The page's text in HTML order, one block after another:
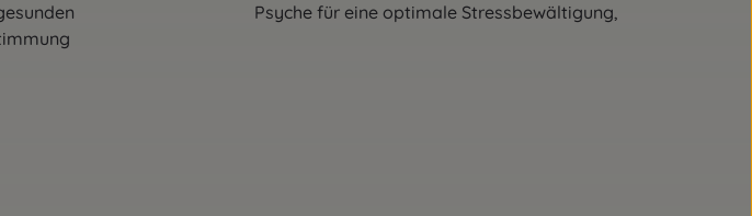
gesunden Psyche für eine optimale Stressbewältigung,